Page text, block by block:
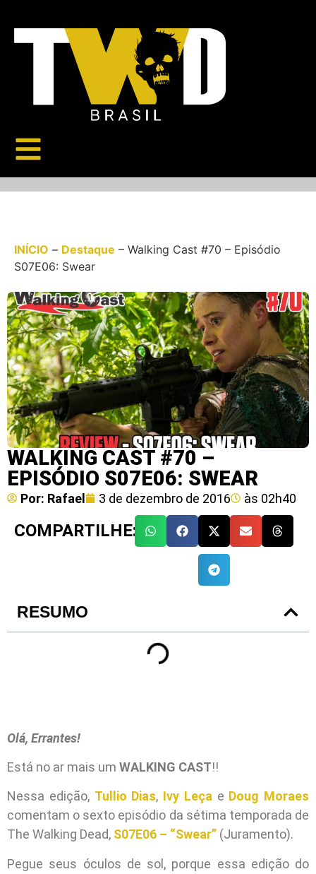
INÍCIO – Destaque – Walking Cast #70 – Episódio
S07E06: Swear
WALKING CAST #70 –
EPISÓDIO S07E06: SWEAR
Por: Rafael 3 de dezembro de 2016 às 02h40
COMPARTILHE:
RESUMO
Olá, Errantes!
Está no ar mais um WALKING CAST!!
Nessa edição, Tullio Dias, Ivy Leçae Doug Moraes
comentam o sexto episódio da sétima temporada de
The Walking Dead, S07E06 – “Swear” (Juramento).
Pegue seus óculos de sol, porque essa edição do